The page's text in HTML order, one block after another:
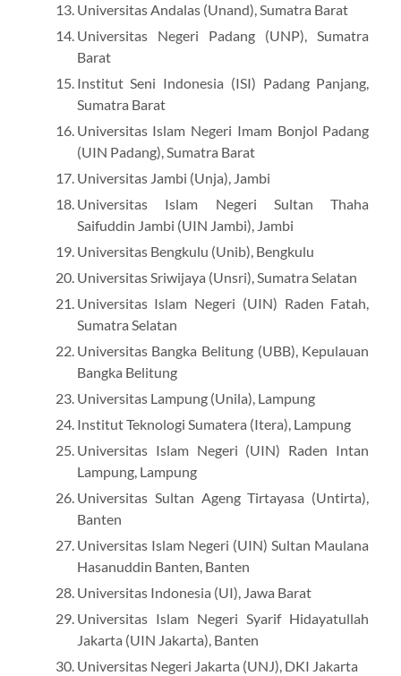
Universitas Andalas (Unand), Sumatra Barat
Universitas Negeri Padang (UNP), Sumatra
Barat
Institut Seni Indonesia (ISI) Padang Panjang,
Sumatra Barat
Universitas Islam Negeri Imam Bonjol Padang
(UIN Padang), Sumatra Barat
Universitas Jambi (Unja), Jambi
Universitas Islam Negeri Sultan Thaha
Saifuddin Jambi (UIN Jambi), Jambi
Universitas Bengkulu (Unib), Bengkulu
Universitas Sriwijaya (Unsri), Sumatra Selatan
Universitas Islam Negeri (UIN) Raden Fatah,
Sumatra Selatan
Universitas Bangka Belitung (UBB), Kepulauan
Bangka Belitung
Universitas Lampung (Unila), Lampung
Institut Teknologi Sumatera (Itera), Lampung
Universitas Islam Negeri (UIN) Raden Intan
Lampung, Lampung
Universitas Sultan Ageng Tirtayasa (Untirta),
Banten
Universitas Islam Negeri (UIN) Sultan Maulana
Hasanuddin Banten, Banten
Universitas Indonesia (UI), Jawa Barat
Universitas Islam Negeri Syarif Hidayatullah
Jakarta (UIN Jakarta), Banten
Universitas Negeri Jakarta (UNJ), DKI Jakarta